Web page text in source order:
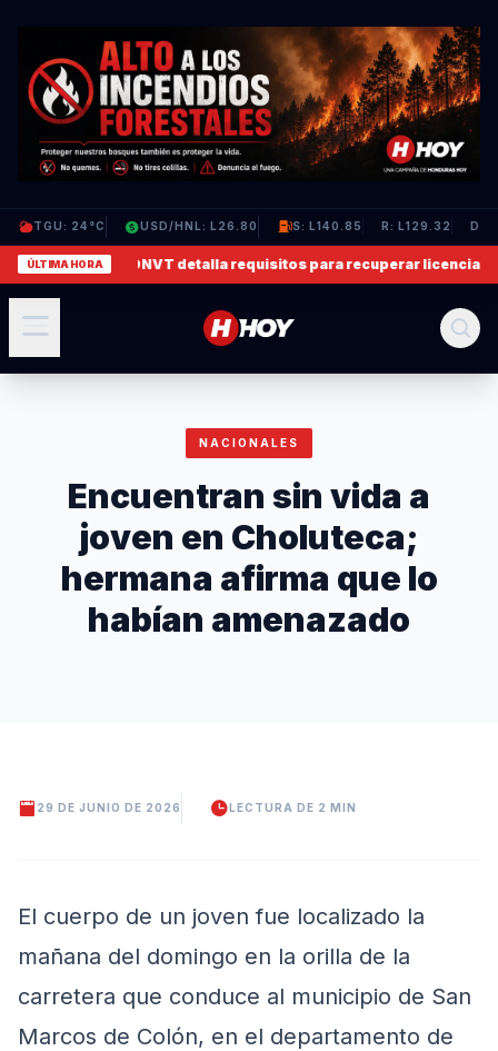
TGU: 24°C USD/HNL: L26.80 S: L140.85 R: L129.32 D:
ÚLTIMA HORA
a su madre✦DNVT detalla requisitos para recuperar licencias de
NACIONALES
Encuentran sin vida a
joven en Choluteca;
hermana afirma que lo
habían amenazado
29 DE JUNIO DE 2026 LECTURA DE 2 MIN
El cuerpo de un joven fue localizado la
mañana del domingo en la orilla de la
carretera que conduce al municipio de San
Marcos de Colón, en el departamento de